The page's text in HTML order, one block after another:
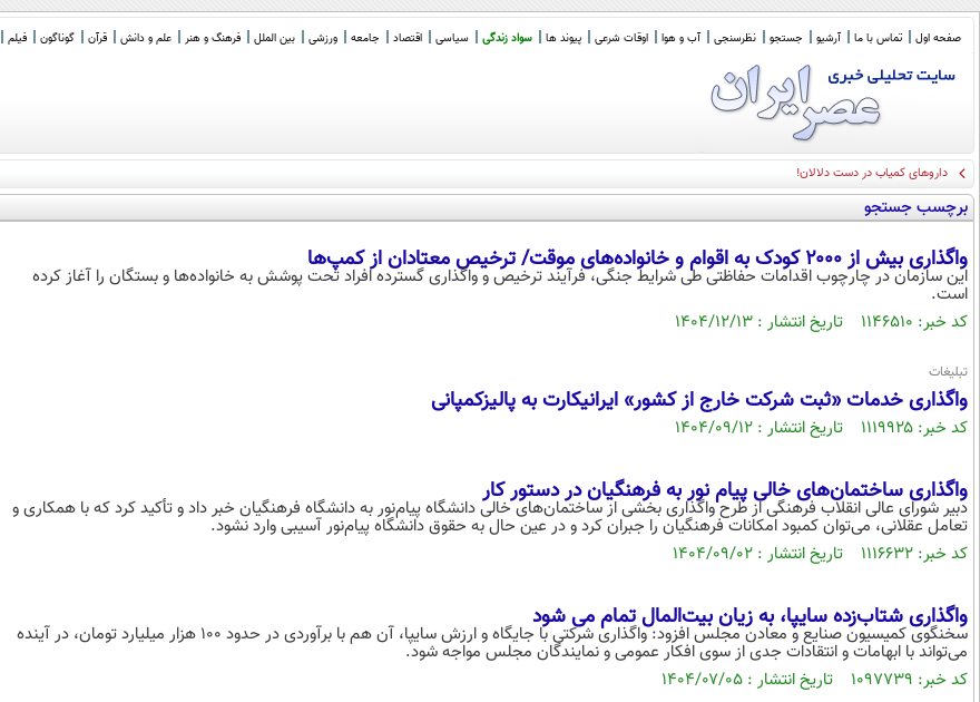
صفحه اول تماس با ما آرشیو جستجو نظرسنجی آب و هوا اوقات شرعی پیوند ها سواد زندگی سیاسی اقتصاد جامعه ورزشی بین الملل فرهنگ و هنر علم و دانش قرآن گوناگون فیلم
برچسب جستجو
واگذاری بیش از ۲۰۰۰ کودک به اقوام و خانواده‌های موقت/ ترخیص معتادان از کمپ‌ها
این سازمان در چارچوب اقدامات حفاظتی طی شرایط جنگی، فرآیند ترخیص و واگذاری گسترده افراد تحت پوشش به خانواده‌ها و بستگان را آغاز کرده
است.
کد خبر: ۱۱۴۶۵۱۰ تاریخ انتشار : ۱۴۰۴/۱۲/۱۳
تبلیغات
واگذاری خدمات «ثبت شرکت خارج از کشور» ایرانیکارت به پالیزکمپانی
کد خبر: ۱۱۱۹۹۲۵ تاریخ انتشار : ۱۴۰۴/۰۹/۱۲
واگذاری ساختمان‌های خالی پیام نور به فرهنگیان در دستور کار
دبیر شورای عالی انقلاب فرهنگی از طرح واگذاری بخشی از ساختمان‌های خالی دانشگاه پیام‌نور به دانشگاه فرهنگیان خبر داد و تأکید کرد که با همکاری و
تعامل عقلانی، می‌توان کمبود امکانات فرهنگیان را جبران کرد و در عین حال به حقوق دانشگاه پیام‌نور آسیبی وارد نشود.
کد خبر: ۱۱۱۶۶۳۲ تاریخ انتشار : ۱۴۰۴/۰۹/۰۲
واگذاری شتاب‌زده سایپا، به زیان بیت‌المال تمام می شود
سخنگوی کمیسیون صنایع و معادن مجلس افزود: واگذاری شرکتی با جایگاه و ارزش سایپا، آن هم با برآوردی در حدود ۱۰۰ هزار میلیارد تومان، در آینده
می‌تواند با ابهامات و انتقادات جدی از سوی افکار عمومی و نمایندگان مجلس مواجه شود.
کد خبر: ۱۰۹۷۷۳۹ تاریخ انتشار : ۱۴۰۴/۰۷/۰۵